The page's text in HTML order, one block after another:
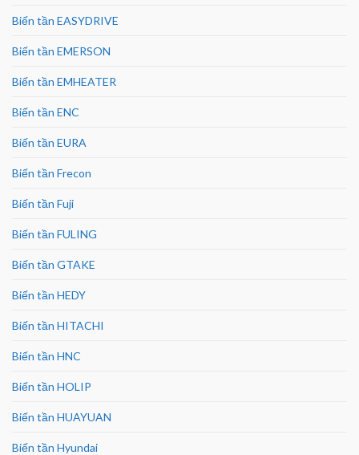
Biến tần EASYDRIVE
Biến tần EMERSON
Biến tần EMHEATER
Biến tần ENC
Biến tần EURA
Biến tần Frecon
Biến tần Fuji
Biến tần FULING
Biến tần GTAKE
Biến tần HEDY
Biến tần HITACHI
Biến tần HNC
Biến tần HOLIP
Biến tần HUAYUAN
Biến tần Hyundai